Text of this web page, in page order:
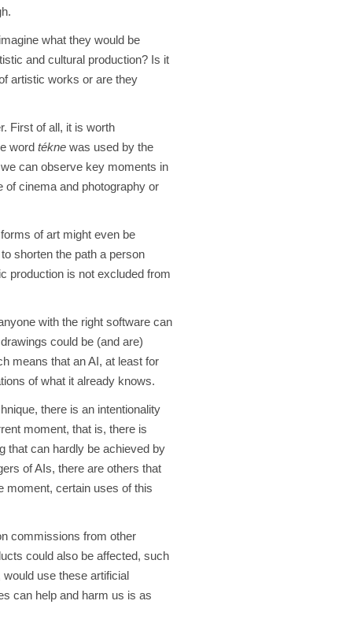
what they would be
and cultural production? Is it
artistic works or are they
First of all, it is worth
wordtékne was used by the
can observe key moments in
cinema and photography or
of art might even be
shorten the path a person
production is not excluded from
with the right software can
could be (and are)
means that an AI, at least for
of what it already knows.
there is an intentionality
moment, that is, there is
that can hardly be achieved by
of AIs, there are others that
moment, certain uses of this
commissions from other
could also be affected, such
use these artificial
can help and harm us is as